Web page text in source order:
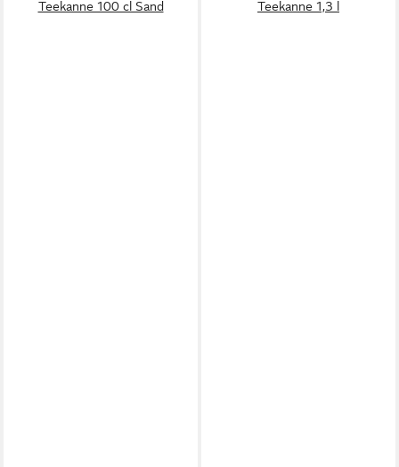
Teekanne 100 cl Sand
Teekanne 1,3 l